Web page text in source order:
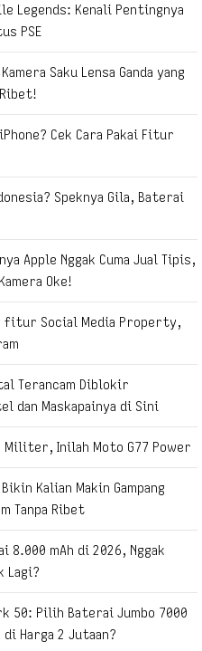
Legends: Kenali Pentingnya
PSE
Saku Lensa Ganda yang
Cek Cara Pakai Fitur
Speknya Gila, Baterai
Apple Nggak Cuma Jual Tipis,
Oke!
fitur Social Media Property,
Terancam Diblokir
dan Maskapainya di Sini
Militer, Inilah Moto G77 Power
Kalian Makin Gampang
Tanpa Ribet
8.000 mAh di 2026, Nggak
Lagi?
50: Pilih Baterai Jumbo 7000
di Harga 2 Jutaan?